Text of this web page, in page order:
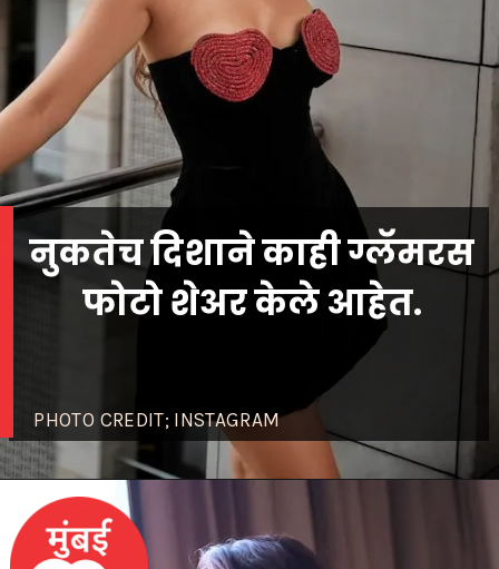
PHOTO CREDIT; INSTAGRAM
नुकतेच दिशाने काही ग्लॅमरस
फोटो शेअर केले आहेत.